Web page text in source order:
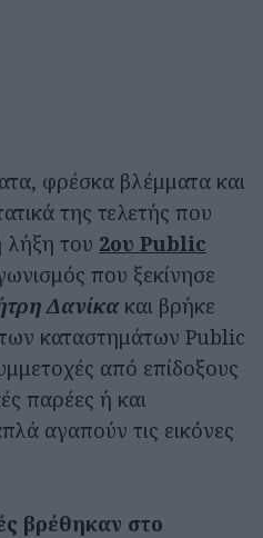
φρέσκα βλέμματα και
της τελετής που
λήξη του 2ου Public
που ξεκίνησε
Δανίκα και βρήκε
καταστημάτων Public
από επίδοξους
παρέες ή και
αγαπούν τις εικόνες
βρέθηκαν στο